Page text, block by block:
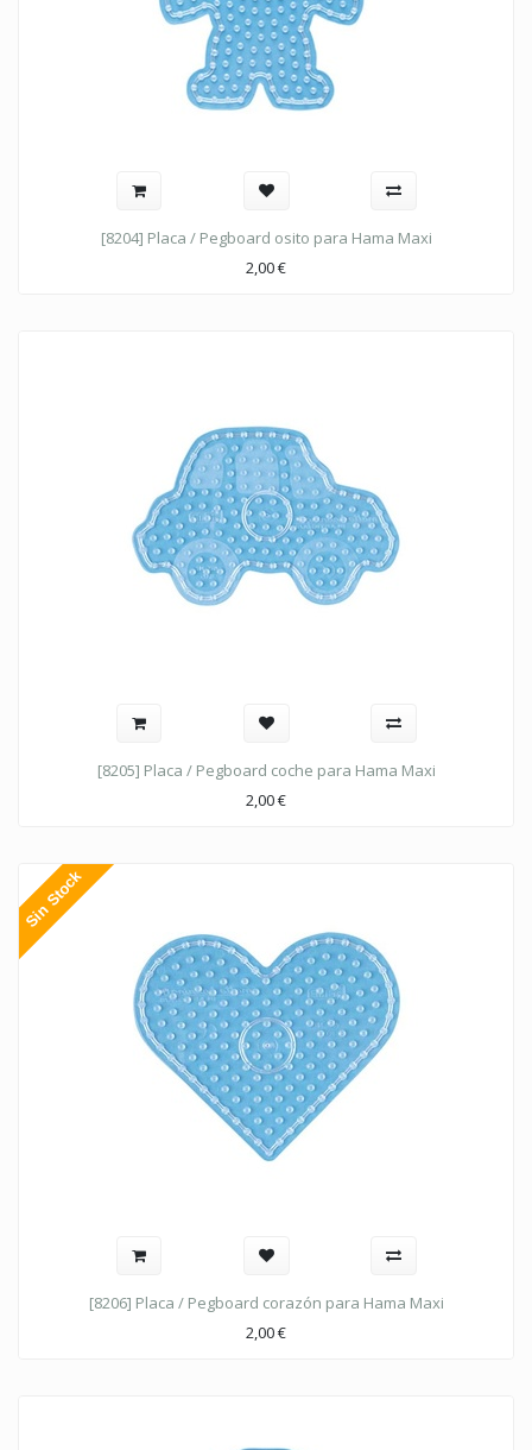
[8204] Placa / Pegboard osito para Hama Maxi
2,00€
[8205] Placa / Pegboard coche para Hama Maxi
2,00€
Sin Stock
[8206] Placa / Pegboard corazón para Hama Maxi
2,00€